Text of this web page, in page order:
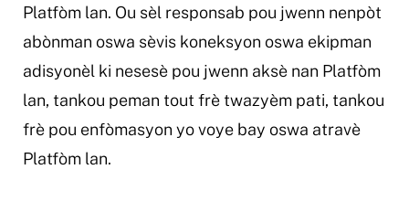
Platfòm lan. Ou sèl responsab pou jwenn nenpòt
abònman oswa sèvis koneksyon oswa ekipman
adisyonèl ki nesesè pou jwenn aksè nan Platfòm
lan, tankou peman tout frè twazyèm pati, tankou
frè pou enfòmasyon yo voye bay oswa atravè
Platfòm lan.